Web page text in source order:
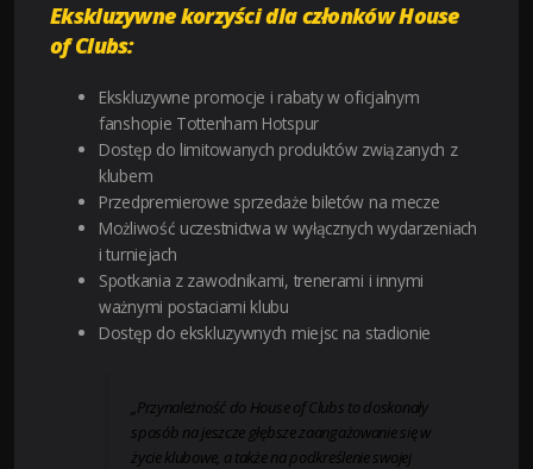
Ekskluzywne korzyści dla członków House
of Clubs:
Ekskluzywne promocje i rabaty w oficjalnym
fanshopie Tottenham Hotspur
Dostęp do limitowanych produktów związanych z
klubem
Przedpremierowe sprzedaże biletów na mecze
Możliwość uczestnictwa w wyłącznych wydarzeniach
i turniejach
Spotkania z zawodnikami, trenerami i innymi
ważnymi postaciami klubu
Dostęp do ekskluzywnych miejsc na stadionie
„Przynależność do House of Clubs to doskonały
sposób na jeszcze głębsze zaangażowanie się w
życie klubowe, a także na podkreślenie swojej